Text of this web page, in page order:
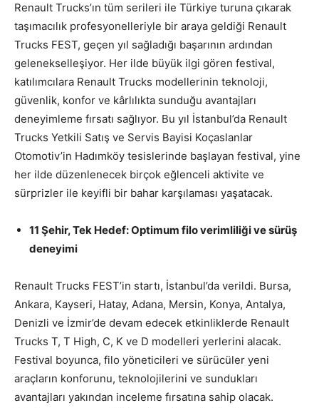
Renault Trucks’ın tüm serileri ile Türkiye turuna çıkarak
taşımacılık profesyonelleriyle bir araya geldiği Renault
Trucks FEST, geçen yıl sağladığı başarının ardından
gelenekselleşiyor. Her ilde büyük ilgi gören festival,
katılımcılara Renault Trucks modellerinin teknoloji,
güvenlik, konfor ve kârlılıkta sunduğu avantajları
deneyimleme fırsatı sağlıyor. Bu yıl İstanbul’da Renault
Trucks Yetkili Satış ve Servis Bayisi Koçaslanlar
Otomotiv’in Hadımköy tesislerinde başlayan festival, yine
her ilde düzenlenecek birçok eğlenceli aktivite ve
sürprizler ile keyifli bir bahar karşılaması yaşatacak.
11 Şehir, Tek Hedef: Optimum filo verimliliği ve sürüş
deneyimi
Renault Trucks FEST’in startı, İstanbul’da verildi. Bursa,
Ankara, Kayseri, Hatay, Adana, Mersin, Konya, Antalya,
Denizli ve İzmir’de devam edecek etkinliklerde Renault
Trucks T, T High, C, K ve D modelleri yerlerini alacak.
Festival boyunca, filo yöneticileri ve sürücüler yeni
araçların konforunu, teknolojilerini ve sundukları
avantajları yakından inceleme fırsatına sahip olacak.